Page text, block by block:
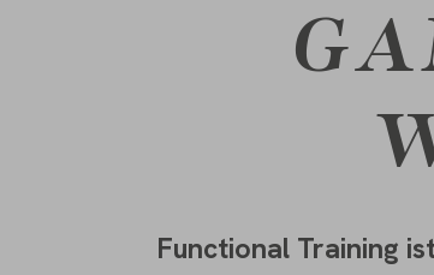
Functional Training